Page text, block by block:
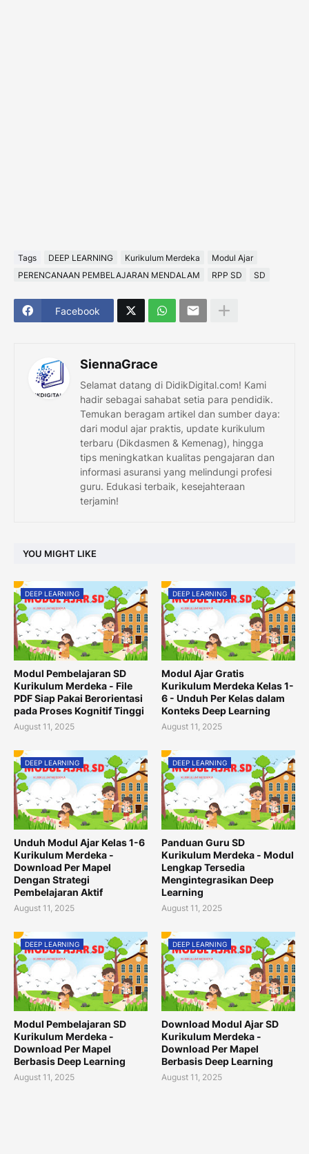
Tags DEEP LEARNING Kurikulum Merdeka
Modul Ajar
PERENCANAAN PEMBELAJARAN MENDALAM
RPP SD SD
Facebook
SiennaGrace
Selamat datang di DidikDigital.com! Kami
hadir sebagai sahabat setia para pendidik.
Temukan beragam artikel dan sumber daya:
dari modul ajar praktis, update kurikulum
terbaru (Dikdasmen & Kemenag), hingga
tips meningkatkan kualitas pengajaran dan
informasi asuransi yang melindungi profesi
guru. Edukasi terbaik, kesejahteraan
terjamin!
YOU MIGHT LIKE
DEEP LEARNING
Modul Pembelajaran SD
Kurikulum Merdeka - File
PDF Siap Pakai Berorientasi
pada Proses Kognitif Tinggi
August 11, 2025
DEEP LEARNING
Modul Ajar Gratis
Kurikulum Merdeka Kelas 1-
6 - Unduh Per Kelas dalam
Konteks Deep Learning
August 11, 2025
DEEP LEARNING
Unduh Modul Ajar Kelas 1-6
Kurikulum Merdeka -
Download Per Mapel
Dengan Strategi
Pembelajaran Aktif
August 11, 2025
DEEP LEARNING
Panduan Guru SD
Kurikulum Merdeka - Modul
Lengkap Tersedia
Mengintegrasikan Deep
Learning
August 11, 2025
DEEP LEARNING
Modul Pembelajaran SD
Kurikulum Merdeka -
Download Per Mapel
Berbasis Deep Learning
August 11, 2025
DEEP LEARNING
Download Modul Ajar SD
Kurikulum Merdeka -
Download Per Mapel
Berbasis Deep Learning
August 11, 2025